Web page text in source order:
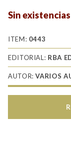
Sin existencias
ITEM: 0443
EDITORIAL: RBA
AUTOR:VARIOS